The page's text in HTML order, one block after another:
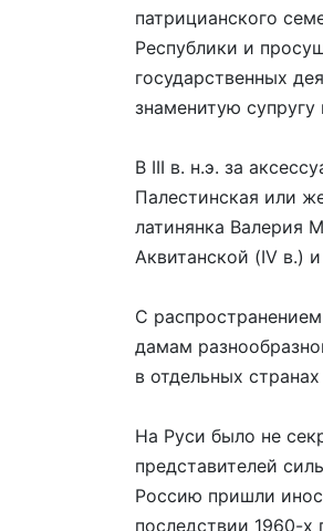
патрицианского
Республики и
государственных
знаменитую
В III в. н.э. за
Палестинская или
латинянка Валерия
Аквитанской (IV в.)
С
дамам
в отдельных
На Руси было не
представителей
Россию пришли
последствии 1960-х